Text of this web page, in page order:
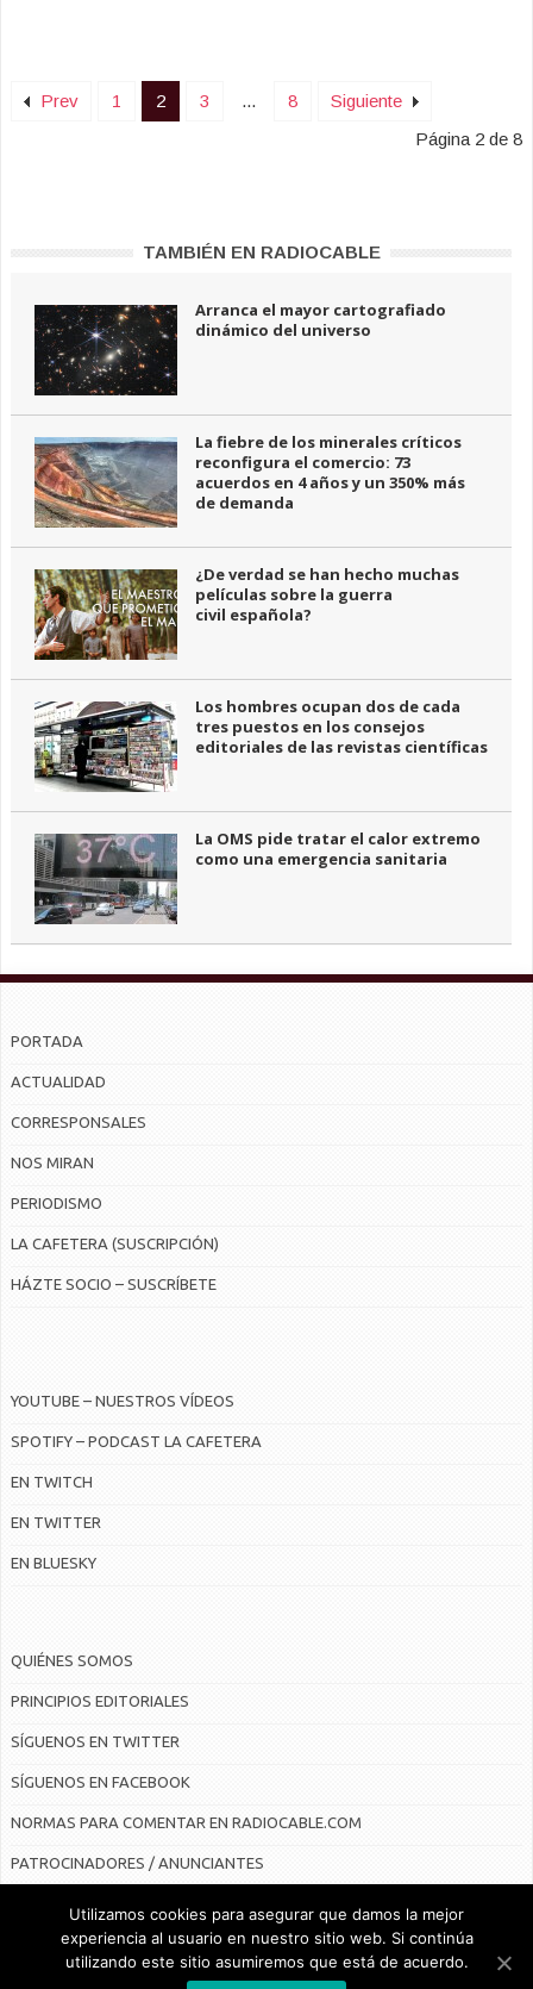
Prev 1 2 3 ... 8
Siguiente
Página 2 de 8
TAMBIÉN EN RADIOCABLE
Arranca el mayor cartografiado
dinámico del universo
La fiebre de los minerales críticos
reconfigura el comercio: 73
acuerdos en 4 años y un 350% más
de demanda
¿De verdad se han hecho muchas
películas sobre la guerra
civil española?
Los hombres ocupan dos de cada
tres puestos en los consejos
editoriales de las revistas científicas
La OMS pide tratar el calor extremo
como una emergencia sanitaria
PORTADA
ACTUALIDAD
CORRESPONSALES
NOS MIRAN
PERIODISMO
LA CAFETERA (SUSCRIPCIÓN)
HÁZTE SOCIO – SUSCRÍBETE
YOUTUBE – NUESTROS VÍDEOS
SPOTIFY – PODCAST LA CAFETERA
EN TWITCH
EN TWITTER
EN BLUESKY
QUIÉNES SOMOS
PRINCIPIOS EDITORIALES
SÍGUENOS EN TWITTER
SÍGUENOS EN FACEBOOK
NORMAS PARA COMENTAR EN RADIOCABLE.COM
PATROCINADORES / ANUNCIANTES
© Radiocable en Internet S.L.
Utilizamos cookies para asegurar que damos la mejor
experiencia al usuario en nuestro sitio web. Si continúa
utilizando este sitio asumiremos que está de acuerdo.